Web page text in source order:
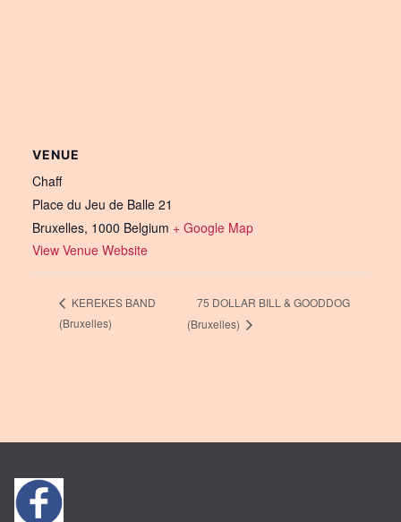
VENUE
Chaff
Place du Jeu de Balle 21
Bruxelles, 1000 Belgium + Google Map
View Venue Website
KEREKES BAND
(Bruxelles)
75 DOLLAR BILL & GOODDOG
(Bruxelles)